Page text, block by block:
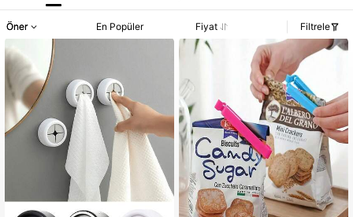
Öner En Popüler Fiyat Filtrele